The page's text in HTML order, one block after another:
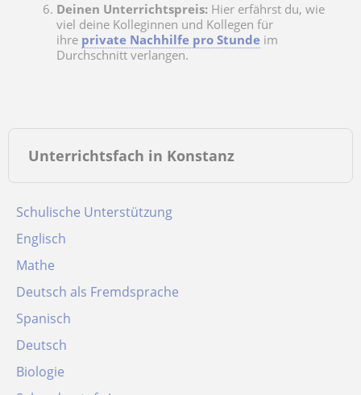
Deinen Unterrichtspreis: Hier erfährst du, wie
viel deine Kolleginnen und Kollegen für
ihre private Nachhilfe pro Stunde im
Durchschnitt verlangen.
Unterrichtsfach in Konstanz
Schulische Unterstützung
Englisch
Mathe
Deutsch als Fremdsprache
Spanisch
Deutsch
Biologie